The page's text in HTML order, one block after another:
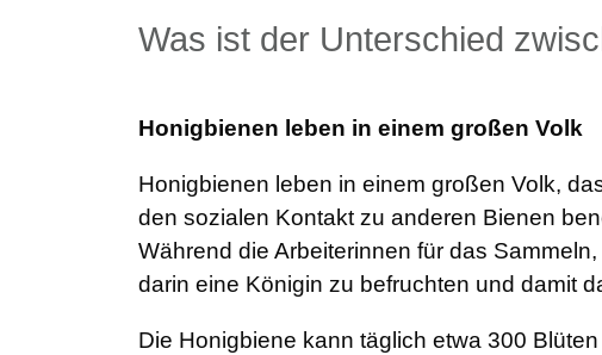
Was ist der Unterschied
Honigbienen leben in einem großen Volk
Honigbienen leben in einem großen Volk,
den sozialen Kontakt zu anderen Bienen
Während die Arbeiterinnen für das
darin eine Königin zu befruchten und damit
Die Honigbiene kann täglich etwa 300